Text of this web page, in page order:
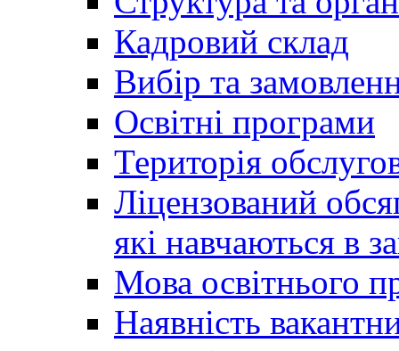
Кадровий склад
Вибір та
Освітні програми
Територія
Ліцензований
які навчаються в
Мова освітнього
Наявність